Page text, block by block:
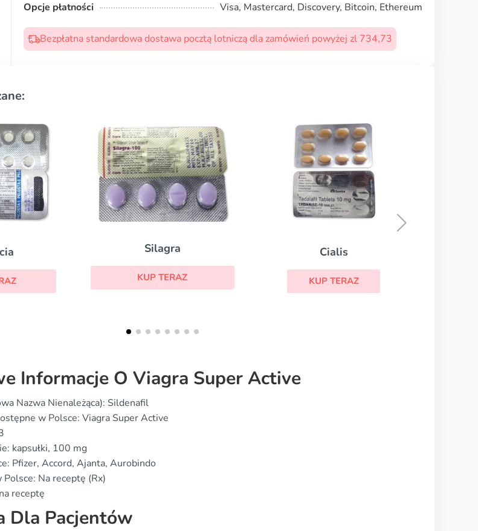
Opcje płatności
Visa, Mastercard, Discovery, Bitcoin, Ethereum
Bezpłatna standardowa dostawa pocztą lotniczą dla zamówień powyżej zl 734,73
Cialis
KUP TERAZ
Viagra Gold
Informacje O Viagra Super Active
Nazwa Nienależąca): Sildenafil
w Polsce: Viagra Super Active
kapsułki, 100 mg
Pfizer, Accord, Ajanta, Aurobindo
Na receptę (Rx)
receptę
Dla Pacjentów